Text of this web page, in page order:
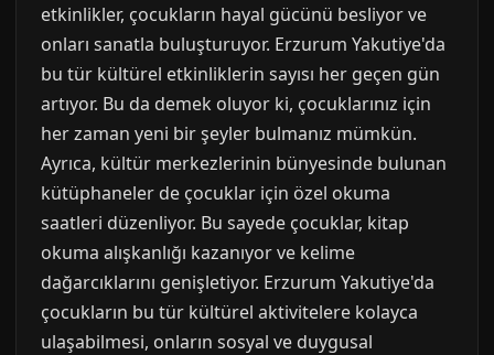
etkinlikler, çocukların hayal gücünü besliyor ve
onları sanatla buluşturuyor. Erzurum Yakutiye'da
bu tür kültürel etkinliklerin sayısı her geçen gün
artıyor. Bu da demek oluyor ki, çocuklarınız için
her zaman yeni bir şeyler bulmanız mümkün.
Ayrıca, kültür merkezlerinin bünyesinde bulunan
kütüphaneler de çocuklar için özel okuma
saatleri düzenliyor. Bu sayede çocuklar, kitap
okuma alışkanlığı kazanıyor ve kelime
dağarcıklarını genişletiyor. Erzurum Yakutiye'da
çocukların bu tür kültürel aktivitelere kolayca
ulaşabilmesi, onların sosyal ve duygusal